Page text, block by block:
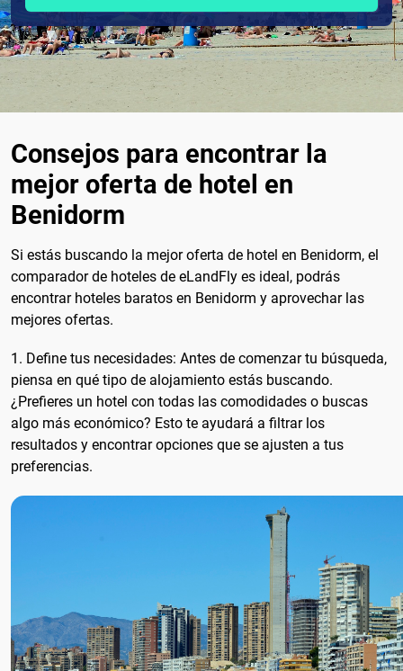
Consejos para encontrar la
mejor oferta de hotel en
Benidorm
Si estás buscando la mejor oferta de hotel en Benidorm, el
comparador de hoteles de eLandFly es ideal, podrás
encontrar hoteles baratos en Benidorm y aprovechar las
mejores ofertas.
1. Define tus necesidades: Antes de comenzar tu búsqueda,
piensa en qué tipo de alojamiento estás buscando.
¿Prefieres un hotel con todas las comodidades o buscas
algo más económico? Esto te ayudará a filtrar los
resultados y encontrar opciones que se ajusten a tus
preferencias.